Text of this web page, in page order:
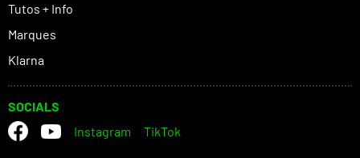
Tutos + Info
Marques
Klarna
SOCIALS
Instagram
TikTok